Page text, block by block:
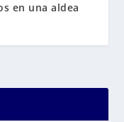
en una aldea